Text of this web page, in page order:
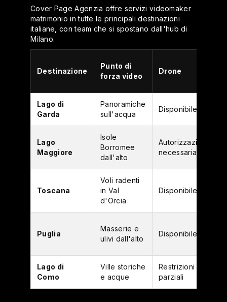
Cover Page Agenzia offre servizi videomaker
matrimonio in tutte le principali destinazioni
italiane, con team che si spostano dall'hub di
Milano.
Destinazione
Punto di
forza video
Drone
Lago di
Garda
Panoramiche
sull'acqua
Disponibile
Lago
Maggiore
Isole
Borromee
dall'alto
Autorizzazione
necessaria
Toscana
Voli radenti
in Val
d'Orcia
Disponibile
Puglia
Masserie e
ulivi dall'alto
Disponibile
Lago di
Como
Ville storiche
e acque
Restrizioni
parziali